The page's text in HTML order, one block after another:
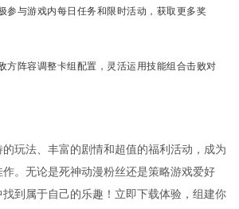
参与游戏内每日任务和限时活动，获取更多奖
方阵容调整卡组配置，灵活运用技能组合击败对
的玩法、丰富的剧情和超值的福利活动，成为
。无论是死神动漫粉丝还是策略游戏爱好
到属于自己的乐趣！立即下载体验，组建你